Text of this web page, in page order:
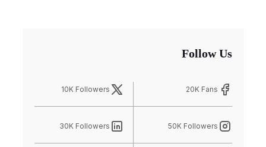
Follow Us
20K Fans
10K Followers
50K Followers
30K Followers